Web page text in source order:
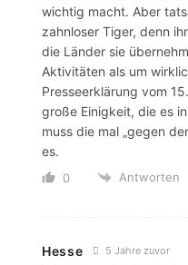
wichtig macht. Aber
zahnloser Tiger, denn
die Länder sie
Aktivitäten als um
Presseerklärung vom
große Einigkeit, die es
muss die mal „gegen
es.
0 Antworten
Hesse 5 Jahre zuvor